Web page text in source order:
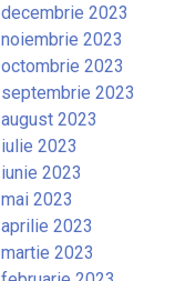
decembrie 2023
noiembrie 2023
octombrie 2023
septembrie 2023
august 2023
iulie 2023
iunie 2023
mai 2023
aprilie 2023
martie 2023